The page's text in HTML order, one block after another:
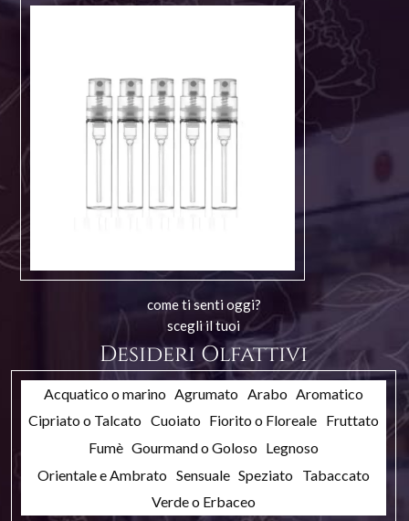
come ti senti oggi?
scegli il tuoi
Desideri Olfattivi
Acquatico o marino Agrumato Arabo Aromatico
Cipriato o Talcato Cuoiato Fiorito o Floreale Fruttato
Fumè Gourmand o Goloso Legnoso
Orientale e Ambrato Sensuale Speziato Tabaccato
Verde o Erbaceo